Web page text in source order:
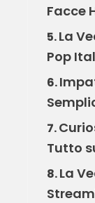
Facce
5.La
Pop
6.
7.
Tutto
8.La